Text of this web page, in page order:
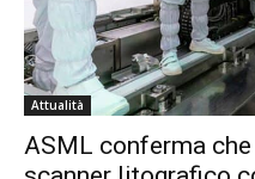
Attualità
ASML conferma